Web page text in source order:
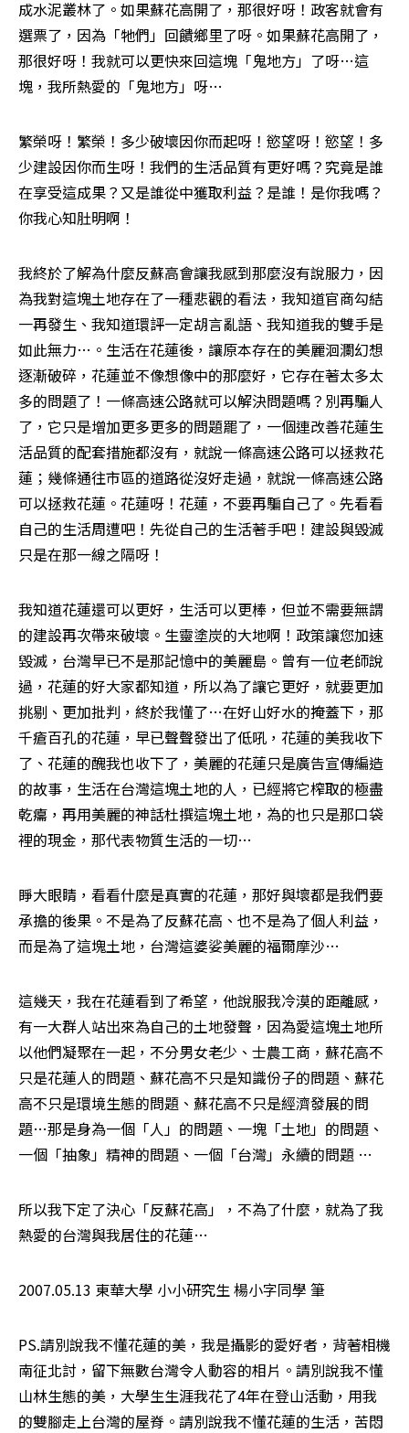
成水泥叢林了。如果蘇花高開了，那很好呀！政客就會有
選票了，因為「牠們」回饋鄉里了呀。如果蘇花高開了，
那很好呀！我就可以更快來回這塊「鬼地方」了呀…這
塊，我所熱愛的「鬼地方」呀…
繁榮呀！繁榮！多少破壞因你而起呀！慾望呀！慾望！多
少建設因你而生呀！我們的生活品質有更好嗎？究竟是誰
在享受這成果？又是誰從中獲取利益？是誰！是你我嗎？
你我心知肚明啊！
我終於了解為什麼反蘇高會讓我感到那麼沒有說服力，因
為我對這塊土地存在了一種悲觀的看法，我知道官商勾結
一再發生、我知道環評一定胡言亂語、我知道我的雙手是
如此無力…。生活在花蓮後，讓原本存在的美麗洄瀾幻想
逐漸破碎，花蓮並不像想像中的那麼好，它存在著太多太
多的問題了！一條高速公路就可以解決問題嗎？別再騙人
了，它只是增加更多更多的問題罷了，一個連改善花蓮生
活品質的配套措施都沒有，就說一條高速公路可以拯救花
蓮；幾條通往市區的道路從沒好走過，就說一條高速公路
可以拯救花蓮。花蓮呀！花蓮，不要再騙自己了。先看看
自己的生活周遭吧！先從自己的生活著手吧！建設與毀滅
只是在那一線之隔呀！
我知道花蓮還可以更好，生活可以更棒，但並不需要無謂
的建設再次帶來破壞。生靈塗炭的大地啊！政策讓您加速
毀滅，台灣早已不是那記憶中的美麗島。曾有一位老師說
過，花蓮的好大家都知道，所以為了讓它更好，就要更加
挑剔、更加批判，終於我懂了…在好山好水的掩蓋下，那
千瘡百孔的花蓮，早已聲聲發出了低吼，花蓮的美我收下
了、花蓮的醜我也收下了，美麗的花蓮只是廣告宣傳編造
的故事，生活在台灣這塊土地的人，已經將它榨取的極盡
乾癟，再用美麗的神話杜撰這塊土地，為的也只是那口袋
裡的現金，那代表物質生活的一切…
睜大眼睛，看看什麼是真實的花蓮，那好與壞都是我們要
承擔的後果。不是為了反蘇花高、也不是為了個人利益，
而是為了這塊土地，台灣這婆娑美麗的福爾摩沙…
這幾天，我在花蓮看到了希望，他說服我冷漠的距離感，
有一大群人站出來為自己的土地發聲，因為愛這塊土地所
以他們凝聚在一起，不分男女老少、士農工商，蘇花高不
只是花蓮人的問題、蘇花高不只是知識份子的問題、蘇花
高不只是環境生態的問題、蘇花高不只是經濟發展的問
題…那是身為一個「人」的問題、一塊「土地」的問題、
一個「抽象」精神的問題、一個「台灣」永續的問題 …
所以我下定了決心「反蘇花高」，不為了什麼，就為了我
熱愛的台灣與我居住的花蓮…
2007.05.13 東華大學 小小研究生 楊小字同學 筆
PS.請別說我不懂花蓮的美，我是攝影的愛好者，背著相機
南征北討，留下無數台灣令人動容的相片。請別說我不懂
山林生態的美，大學生生涯我花了4年在登山活動，用我
的雙腳走上台灣的屋脊。請別說我不懂花蓮的生活，苦悶